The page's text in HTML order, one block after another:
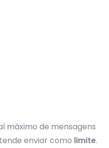
máximo de mensagens
enviar como limite.